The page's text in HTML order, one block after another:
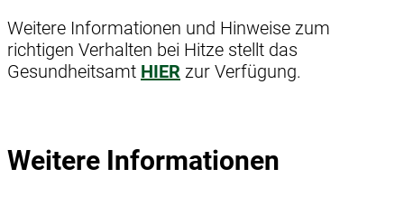
Weitere Informationen und Hinweise zum
richtigen Verhalten bei Hitze stellt das
Gesundheitsamt HIER zur Verfügung.
Weitere Informationen